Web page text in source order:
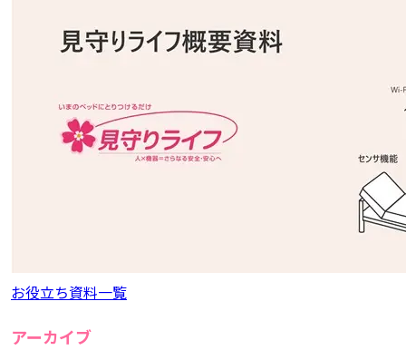
お役立ち資料一覧
アーカイブ